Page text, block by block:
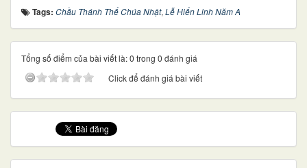
Tags: Chầu Thánh Thể Chúa Nhật, Lễ Hiển Linh Năm A
Tổng số điểm của bài viết là: 0 trong 0 đánh giá
Click để đánh giá bài viết